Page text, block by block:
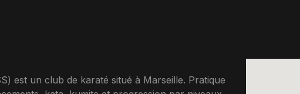
est un club de karaté situé à Marseille. Pratique